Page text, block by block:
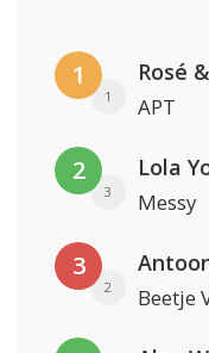
1
1
Rosé
APT
2
3
Lola
Messy
3
2 Beetje